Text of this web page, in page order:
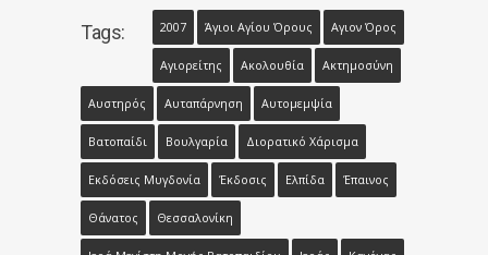
Tags: 2007 Άγιοι Αγίου Όρους Αγιον Όρος
Αγιορείτης Ακολουθία Ακτημοσύνη
Αυστηρός Αυταπάρνηση Αυτομεμψία
Βατοπαίδι Βουλγαρία Διορατικό Χάρισμα
Εκδόσεις Μυγδονία Έκδοσις Ελπίδα Έπαινος
Θάνατος Θεσσαλονίκη